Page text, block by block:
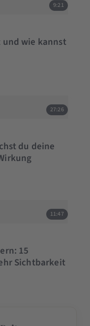
9:21
und wie kannst
27:26
du deine
11:47
15
Sichtbarkeit